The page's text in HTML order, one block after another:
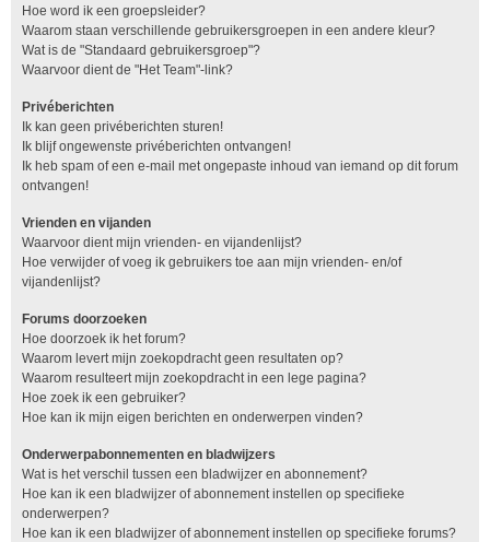
Hoe word ik een groepsleider?
Waarom staan verschillende gebruikersgroepen in een andere kleur?
Wat is de "Standaard gebruikersgroep"?
Waarvoor dient de "Het Team"-link?
Privéberichten
Ik kan geen privéberichten sturen!
Ik blijf ongewenste privéberichten ontvangen!
Ik heb spam of een e-mail met ongepaste inhoud van iemand op dit forum
ontvangen!
Vrienden en vijanden
Waarvoor dient mijn vrienden- en vijandenlijst?
Hoe verwijder of voeg ik gebruikers toe aan mijn vrienden- en/of
vijandenlijst?
Forums doorzoeken
Hoe doorzoek ik het forum?
Waarom levert mijn zoekopdracht geen resultaten op?
Waarom resulteert mijn zoekopdracht in een lege pagina?
Hoe zoek ik een gebruiker?
Hoe kan ik mijn eigen berichten en onderwerpen vinden?
Onderwerpabonnementen en bladwijzers
Wat is het verschil tussen een bladwijzer en abonnement?
Hoe kan ik een bladwijzer of abonnement instellen op specifieke
onderwerpen?
Hoe kan ik een bladwijzer of abonnement instellen op specifieke forums?